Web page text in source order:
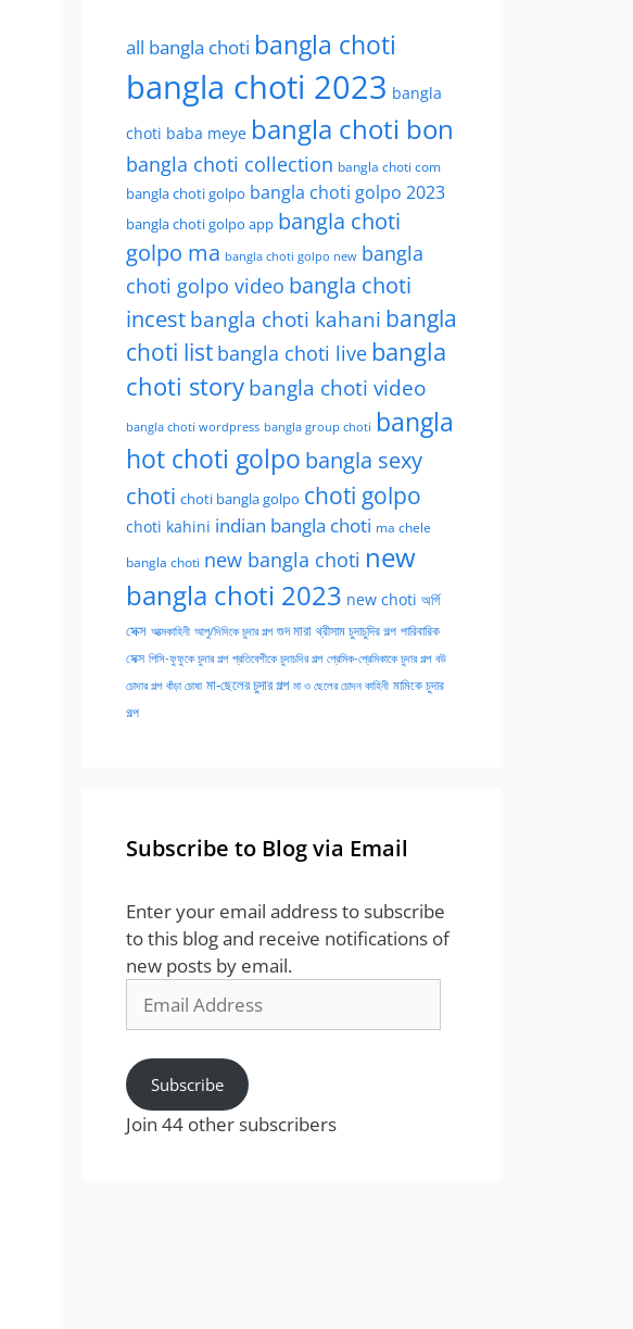
all bangla choti bangla choti
bangla choti 2023 bangla
choti baba meye bangla choti bon
bangla choti collection bangla choti com
bangla choti golpo bangla choti golpo 2023
bangla choti golpo app bangla choti
golpo ma bangla choti golpo new bangla
choti golpo video bangla choti
incestbangla choti kahani bangla
choti list bangla choti live bangla
choti storybangla choti video
bangla choti wordpress bangla group choti bangla
hot choti golpo bangla sexy
choti choti bangla golpo choti golpo
choti kahini indian bangla choti ma chele
bangla choti new bangla choti new
bangla choti 2023 new choti অর্গি
সেক্স আত্মকাহিনী আপু/দিদিকে চুদার গল্প গুদ মারা থ্রীসাম চুদাচুদির গল্প পারিবারিক
সেক্স পিসি-ফুফুকে চুদার গল্প প্রতিবেশীকে চুদাচদির গল্প প্রেমিক-প্রেমিকাকে চুদার গল্প বউ
চোদার গল্প বাঁড়া চোষা মা-ছেলের চুদার গল্প মা ও ছেলের চোদন কাহিনী মামিকে চুদার
গল্প
Subscribe to Blog via Email
Enter your email address to subscribe
to this blog and receive notifications of
new posts by email.
Address
Subscribe
Join 44 other subscribers